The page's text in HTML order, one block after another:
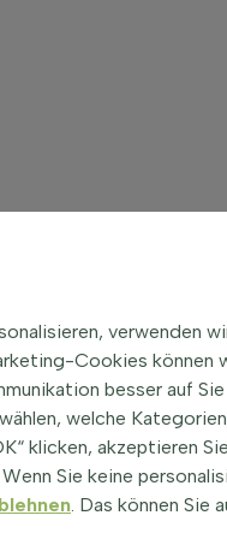
verwenden
Cookies können
besser auf Sie
welche
klicken, akzeptieren
Sie keine
. Das können Sie